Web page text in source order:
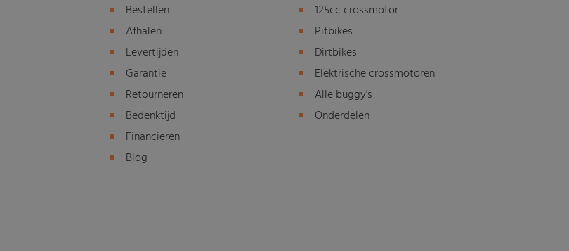
Bestellen
Afhalen
Levertijden
Garantie
Retourneren
Bedenktijd
Financieren
Blog
125cc crossmotor
Pitbikes
Dirtbikes
Elektrische crossmotoren
Alle buggy's
Onderdelen